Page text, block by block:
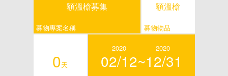
額溫槍募集
募物專案名稱
額溫槍
募物物品
0天
2020
02/12~
2020
12/31